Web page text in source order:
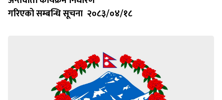
गरिएको सम्बन्धि सूचना २०८३/०४/१८